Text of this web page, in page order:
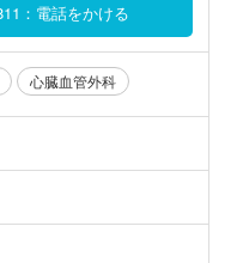
：電話をかける
心臓血管外科